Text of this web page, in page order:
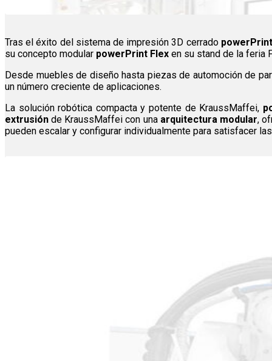
Tras el éxito del sistema de impresión 3D cerrado
su concepto modular powerPrint Flex en su stand de la feria
Desde muebles de diseño hasta piezas de automoción de
un número creciente de aplicaciones.
La solución robótica compacta y potente de KraussMaffei,
extrusión de KraussMaffei con unaarquitectura modular,
pueden escalar y configurar individualmente para satisfacer